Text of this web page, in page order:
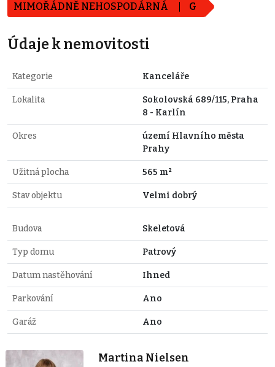
MIMOŘÁDNĚ NEHOSPODÁRNÁ G
Údaje k nemovitosti
Kategorie Kanceláře
Lokalita
Sokolovská 689/115, Praha
8 - Karlín
Okres
území Hlavního města
Prahy
Užitná plocha 565 m²
Stav objektu Velmi dobrý
Budova Skeletová
Typ domu Patrový
Datum nastěhování Ihned
Parkování Ano
Garáž Ano
Martina Nielsen